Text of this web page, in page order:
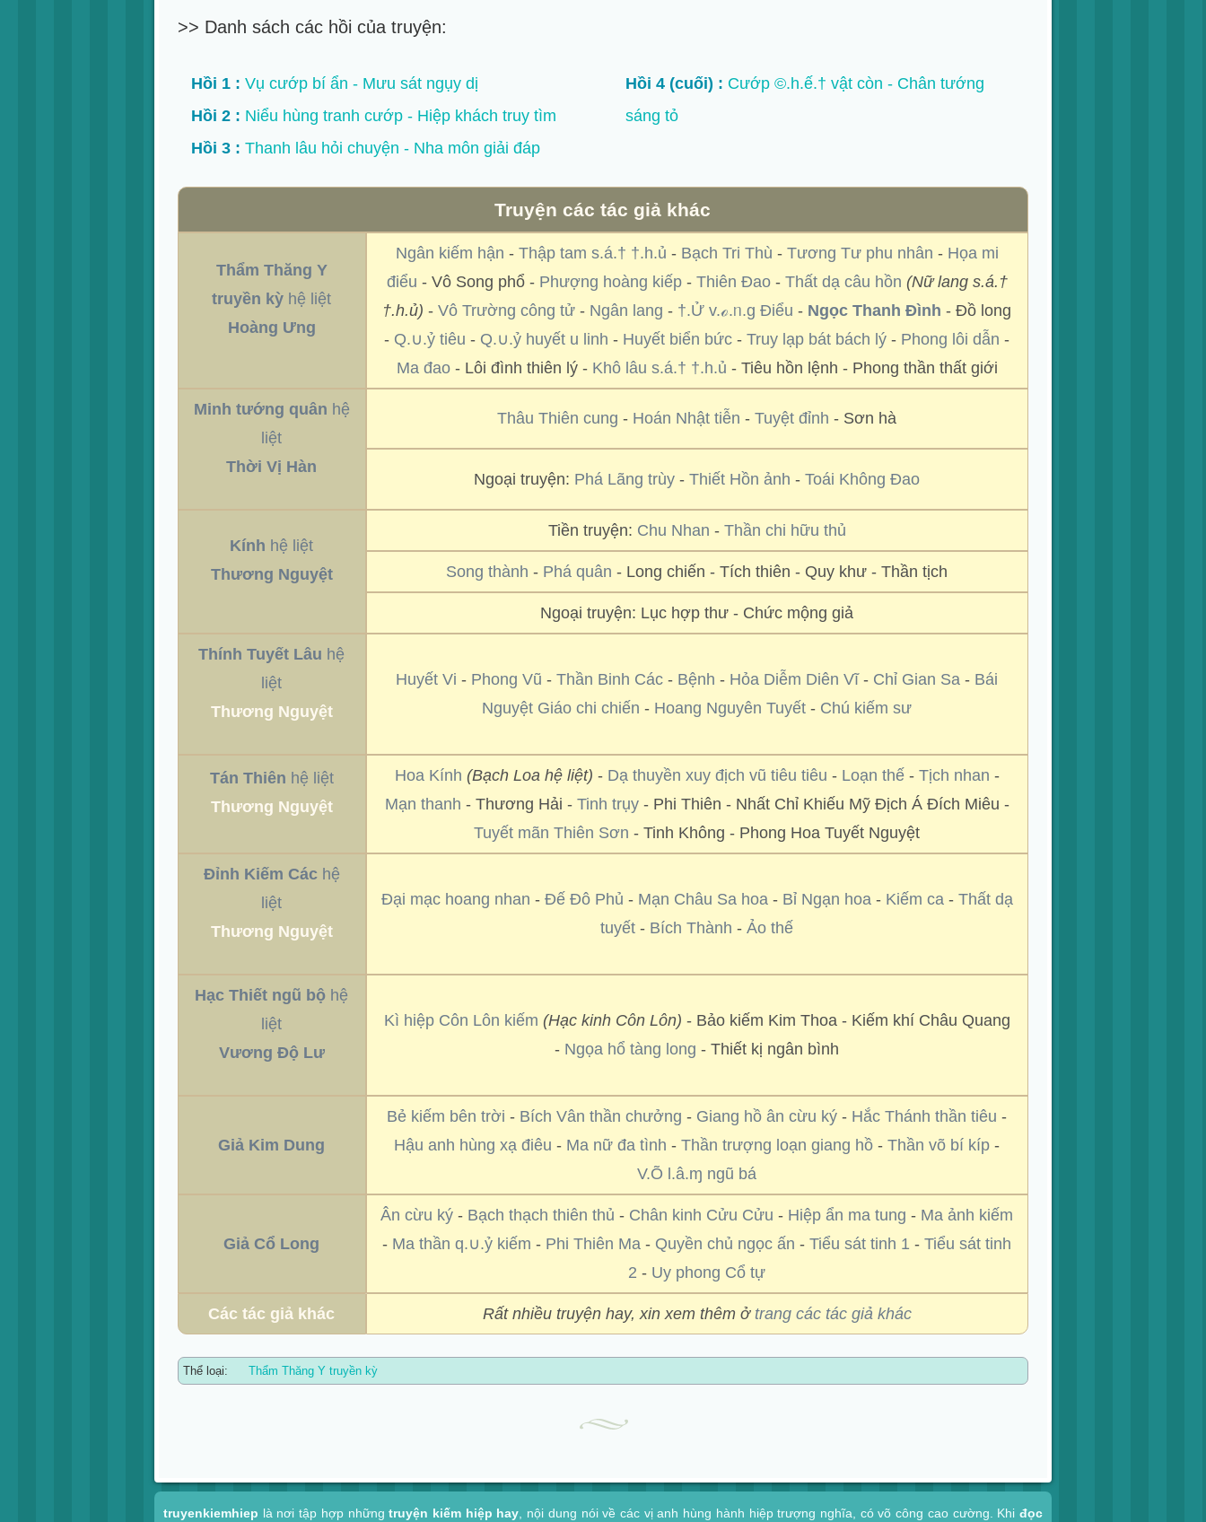
>> Danh sách các hồi của truyện:
Hồi 1 : Vụ cướp bí ẩn - Mưu sát ngụy dị
Hồi 2 : Niểu hùng tranh cướp - Hiệp khách truy tìm
Hồi 3 : Thanh lâu hỏi chuyện - Nha môn giải đáp
Hồi 4 (cuối) : Cướp ©.h.ế.† vật còn - Chân tướng
sáng tỏ
Truyện các tác giả khác
Thẩm Thăng Y
truyền kỳ hệ liệt
Hoàng Ưng
Ngân kiếm hận - Thập tam s.á.† †.h.ủ - Bạch Tri Thù - Tương Tư phu nhân - Họa mi
điểu - Vô Song phổ - Phượng hoàng kiếp- Thiên Đao- Thất dạ câu hồn (Nữ lang s.á.†
†.h.ủ) -Vô Trường công tử - Ngân lang - †.Ử v.ℴ.ᥒ.g Điểu - Ngọc Thanh Đình - Đồ long
- Q.∪.ỷ tiêu - Q.∪.ỷ huyết u linh - Huyết biển bức -Truy lạp bát bách lý - Phong lôi dẫn -
Ma đao- Lôi đình thiên lý - Khô lâu s.á.† †.h.ủ - Tiêu hồn lệnh - Phong thần thất giới
Minh tướng quân hệ
liệt
Thời Vị Hàn
Thâu Thiên cung - Hoán Nhật tiễn -Tuyệt đỉnh - Sơn hà
Ngoại truyện: Phá Lãng trùy -Thiết Hồn ảnh -Toái Không Đao
Kính hệ liệt
Thương Nguyệt
Tiền truyện: Chu Nhan - Thần chi hữu thủ
Song thành - Phá quân - Long chiến - Tích thiên - Quy khư - Thần tịch
Ngoại truyện: Lục hợp thư - Chức mộng giả
Thính Tuyết Lâu hệ
liệt
Thương Nguyệt
Huyết Vi - Phong Vũ -Thần Binh Các - Bệnh - Hỏa Diễm Diên Vĩ- Chỉ Gian Sa - Bái
Nguyệt Giáo chi chiến - Hoang Nguyên Tuyết - Chú kiếm sư
Tán Thiên hệ liệt
Thương Nguyệt
Hoa Kính (Bạch Loa hệ liệt) - Dạ thuyền xuy địch vũ tiêu tiêu - Loạn thế- Tịch nhan -
Mạn thanh - Thương Hải - Tinh trụy- Phi Thiên - Nhất Chỉ Khiếu Mỹ Địch Á Đích Miêu -
Tuyết mãn Thiên Sơn - Tinh Không - Phong Hoa Tuyết Nguyệt
Đỉnh Kiếm Cáchệ
liệt
Thương Nguyệt
Đại mạc hoang nhan - Đế Đô Phủ - Mạn Châu Sa hoa - Bỉ Ngạn hoa - Kiếm ca - Thất dạ
tuyết - Bích Thành -Ảo thế
Hạc Thiết ngũ bộ hệ
liệt
Vương Độ Lư
Kì hiệp Côn Lôn kiếm (Hạc kinh Côn Lôn) - Bảo kiếm Kim Thoa - Kiếm khí Châu Quang
- Ngọa hổ tàng long - Thiết kị ngân bình
Giả Kim Dung
Bẻ kiếm bên trời - Bích Vân thần chưởng - Giang hồ ân cừu ký - Hắc Thánh thần tiêu -
Hậu anh hùng xạ điêu - Ma nữ đa tình -Thần trượng loạn giang hồ -Thần võ bí kíp -
V.Õ l.â.ɱ ngũ bá
Giả Cổ Long
Ân cừu ký - Bạch thạch thiên thủ - Chân kinh Cửu Cửu - Hiệp ẩn ma tung - Ma ảnh kiếm
- Ma thần q.∪.ỷ kiếm - Phi Thiên Ma - Quyền chủ ngọc ấn -Tiểu sát tinh 1 -Tiểu sát tinh
2 - Uy phong Cổ tự
Các tác giả khác Rất nhiều truyện hay, xin xem thêm ở trang các tác giả khác
Thể loại: Thẩm Thăng Y truyền kỳ
Xem nhanh
truyenkiemhiep là nơi tập hợp nhữngtruyện kiếm hiệp hay, nội dung nói về các vị anh hùng hành hiệp trượng nghĩa, có võ công cao cường. Khiđọc